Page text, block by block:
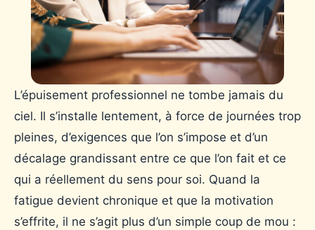
L’épuisement professionnel ne tombe jamais du
ciel. Il s’installe lentement, à force de journées trop
pleines, d’exigences que l’on s’impose et d’un
décalage grandissant entre ce que l’on fait et ce
qui a réellement du sens pour soi. Quand la
fatigue devient chronique et que la motivation
s’effrite, il ne s’agit plus d’un simple coup de mou :